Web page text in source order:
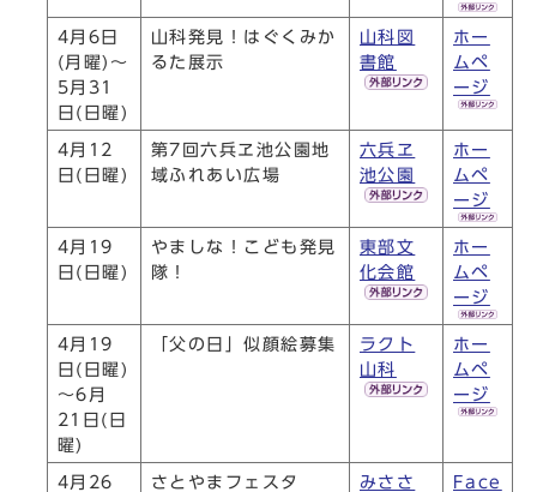
4月6日
(月曜)～
5月31
日(日曜)
山科発見！はぐくみか
るた展示
山科図
書館
ホー
ムペ
ージ
4月12
日(日曜)
第7回六兵ヱ池公園地
域ふれあい広場
六兵ヱ
池公園
ホー
ムペ
ージ
4月19
日(日曜)
やましな！こども発見
隊！
東部文
化会館
ホー
ムペ
ージ
4月19
日(日曜)
～6月
21日(日
曜)
「父の日」似顔絵募集
ラクト
山科
ホー
ムペ
ージ
4月26
さとやまフェスタ
みささ
Face